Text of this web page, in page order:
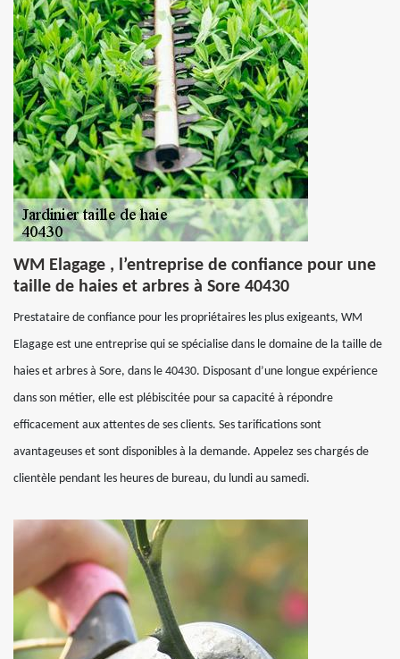
WM Elagage , l’entreprise de confiance pour une
taille de haies et arbres à Sore 40430
Prestataire de confiance pour les propriétaires les plus exigeants, WM
Elagage est une entreprise qui se spécialise dans le domaine de la taille de
haies et arbres à Sore, dans le 40430. Disposant d’une longue expérience
dans son métier, elle est plébiscitée pour sa capacité à répondre
efficacement aux attentes de ses clients. Ses tarifications sont
avantageuses et sont disponibles à la demande. Appelez ses chargés de
clientèle pendant les heures de bureau, du lundi au samedi.